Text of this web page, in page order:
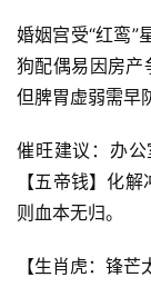
婚姻宫受“红鸾”
狗配偶易因房
但脾胃虚弱需早
催旺建议：办
【五帝钱】化
则血本无归。
【生肖虎：锋芒